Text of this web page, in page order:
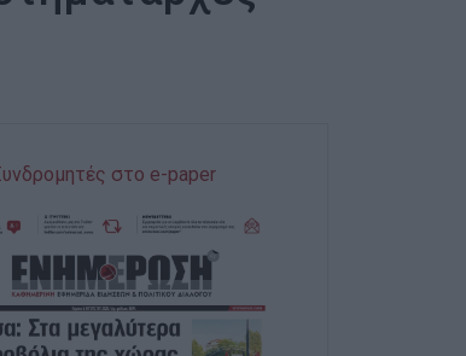
στο e-paper